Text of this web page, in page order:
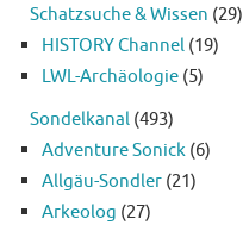
Schatzsuche & Wissen (29)
HISTORY Channel (19)
LWL-Archäologie (5)
Sondelkanal (493)
Adventure Sonick (6)
Allgäu-Sondler (21)
Arkeolog (27)